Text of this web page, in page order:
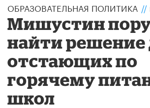
ОБРАЗОВАТЕЛЬНАЯ ПОЛИТИКА //
Мишустин
найти решение
отстающих по
горячему
школ